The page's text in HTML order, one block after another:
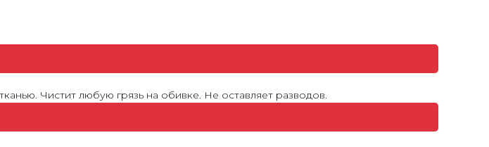
Чистит любую грязь на обивке. Не оставляет разводов.